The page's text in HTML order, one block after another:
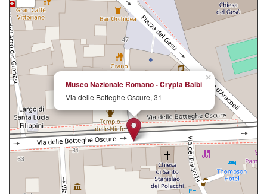
×
Museo Nazionale Romano - Crypta Balbi
Via delle Botteghe Oscure, 31